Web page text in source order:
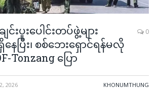
းပူးပေါင်းတပ်ဖွဲ့များ
ေပြီး၊ စစ်ဘေးရှောင်ရန်မလို
Tonzang ပြော
0
2026 KHONUMTHUNG